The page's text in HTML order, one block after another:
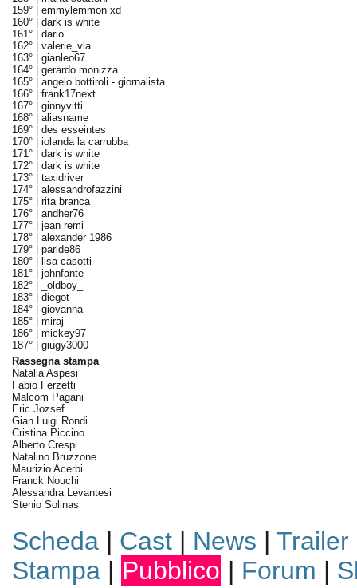
159° | emmylemmon xd
160° | dark is white
161° | dario
162° | valerie_vla
163° | gianleo67
164° | gerardo monizza
165° | angelo bottiroli - giornalista
166° | frank17next
167° | ginnyvitti
168° | aliasname
169° | des esseintes
170° | iolanda la carrubba
171° | dark is white
172° | dark is white
173° | taxidriver
174° | alessandrofazzini
175° | rita branca
176° | andher76
177° | jean remi
178° | alexander 1986
179° | paride86
180° |
lisa casotti
181° | johnfante
182° |
_oldboy_
183° | diegot
184° | giovanna
185° | miraj
186° | mickey97
187° | giugy3000
Rassegna stampa
Natalia Aspesi
Fabio Ferzetti
Malcom Pagani
Eric Jozsef
Gian Luigi Rondi
Cristina Piccino
Alberto Crespi
Natalino Bruzzone
Maurizio Acerbi
Franck Nouchi
Alessandra Levantesi
Stenio Solinas
Scheda| Cast| News | Trailer
Stampa| Pubblico | Forum |